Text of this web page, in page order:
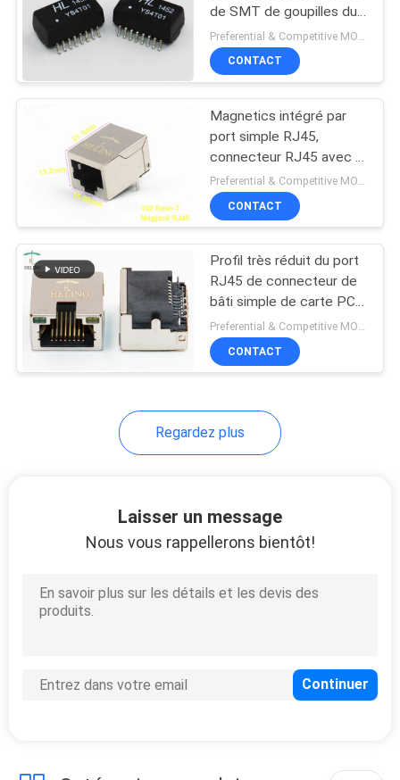
RJ45 vertical Jack
22
Connecteur RJ45 à
angle droit
Port RJ45 simple
multiples du port
de SMT de goupilles du
transformateur 16 de
LAN d'Ethernet de
bobine
CONTACT
Magnetics intégré par
port simple RJ45,
connecteur RJ45 avec le
Magnetics intégré
Preferential & Competitive MOQ:3000
CONTACT
Profil très réduit du port
RJ45 de connecteur de
bâti simple de carte PCB
avec la LED alignée
Preferential & Competitive MOQ:1000
CONTACT
Regardez plus
Laisser un message
Nous vous rappellerons bientôt!